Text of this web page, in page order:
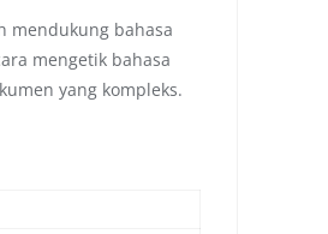
mendukung bahasa
mengetik bahasa
yang kompleks.